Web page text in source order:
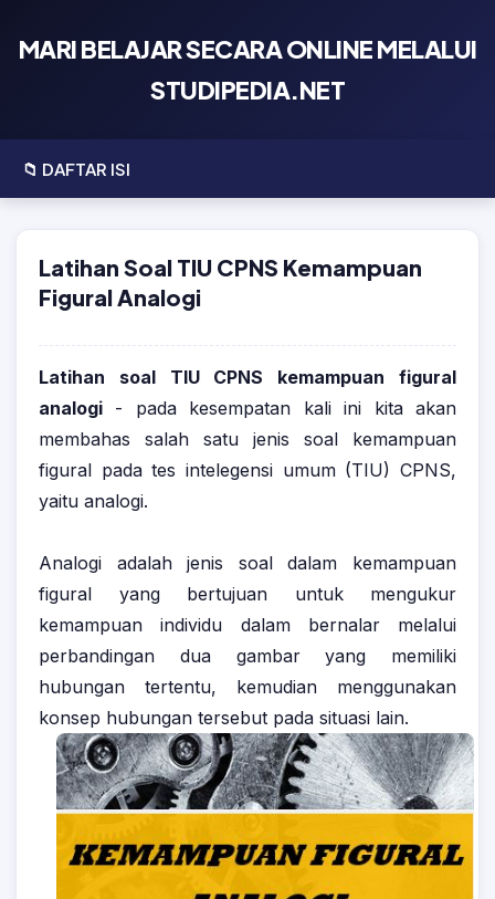
MARI BELAJAR SECARA ONLINE MELALUI
STUDIPEDIA.NET
×
⌚ Sekolah Kedinasan
Update Informasi dan Latihan Soal
• Pembekalan Persiapan Latsar CPNS dan PKTBT
• Pengalaman Mengikuti Distance Learning Latsar CPNS
• Panduan Menyusun Rancangan Aktualisasi Latsar
• Pengalaman Mengikuti Pembelajaran Klasikal Latsar
CPNS
💼 Latihan Soal Ujian
• Latihan Soal Tes CPNS Terbaru
• Latihan Soal Tes P3K Terbaru
♞ Analysis Move By Move
✅ Profil Kami
• Kebijakan Privasi
📁 DAFTAR ISI
Latihan Soal TIU CPNS Kemampuan
Figural Analogi
Latihan soal TIU CPNS kemampuan figural
analogi - pada kesempatan kali ini kita akan
membahas salah satu jenis soal kemampuan
figural pada tes intelegensi umum (TIU) CPNS,
yaitu analogi.
Analogi adalah jenis soal dalam kemampuan
figural yang bertujuan untuk mengukur
kemampuan individu dalam bernalar melalui
perbandingan dua gambar yang memiliki
hubungan tertentu, kemudian menggunakan
konsep hubungan tersebut pada situasi lain.